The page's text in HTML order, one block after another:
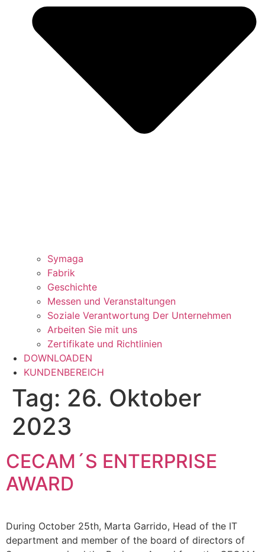
Symaga
Fabrik
Geschichte
Messen und Veranstaltungen
Soziale Verantwortung Der Unternehmen
Arbeiten Sie mit uns
Zertifikate und Richtlinien
DOWNLOADEN
KUNDENBEREICH
Tag: 26. Oktober
2023
CECAM´S ENTERPRISE
AWARD
During October 25th, Marta Garrido, Head of the IT
department and member of the board of directors of